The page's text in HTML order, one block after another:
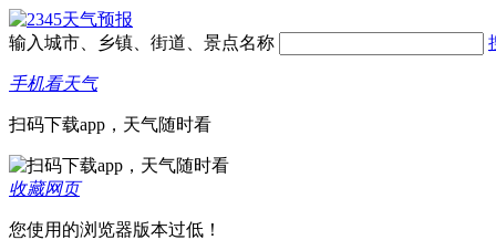
输入城市、乡镇、街道、景点名称
手机看天气
扫码下载app，天气随时看
收藏网页
您使用的浏览器版本过低！